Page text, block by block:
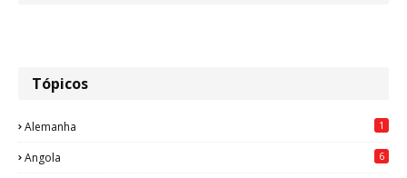
Tópicos
Alemanha 1
Angola 6